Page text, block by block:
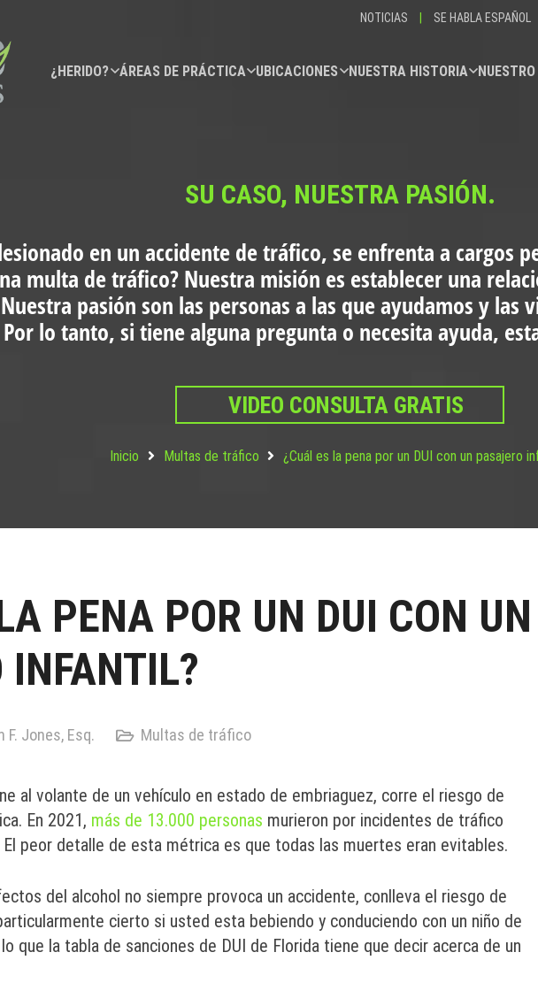
NOTICIAS | SE HABLA ESPAÑOL
¿HERIDO? ÁREAS DE PRÁCTICA UBICACIONES NUESTRA HISTORIA
SU CASO, NUESTRA PASIÓN.
en un accidente de tráfico, se enfrenta a cargos
multa de tráfico?Nuestra misión es establecer una
pasión son las personas a las que ayudamos y las
lo tanto, si tiene alguna pregunta o necesita ayuda,
VIDEO CONSULTA GRATIS
Inicio Multas de tráfico ¿Cuál es la pena por un DUI con un pasajero
PENA POR UN DUI CON UN
INFANTIL?
F. Jones, Esq. Multas de tráfico
al volante de un vehículo en estado de embriaguez, corre el riesgo de
En 2021, más de 13.000 personas murieron por incidentes de tráfico
peor detalle de esta métrica es que todas las muertes eran evitables.
del alcohol no siempre provoca un accidente, conlleva el riesgo de
cierto si usted esta bebiendo y conduciendo con un niño de
que la tabla de sanciones de DUI de Florida tiene que decir acerca de un